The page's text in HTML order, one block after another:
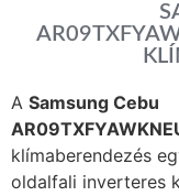
A Samsung Cebu
klímaberendezés
oldalfali inverteres